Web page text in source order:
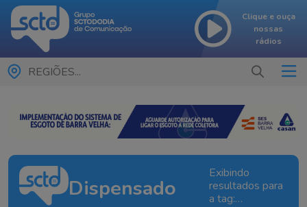
Clique e ouça
nossas
rádios
REGIÕES...
Dispensado
Exibindo
resultados para
a tag: